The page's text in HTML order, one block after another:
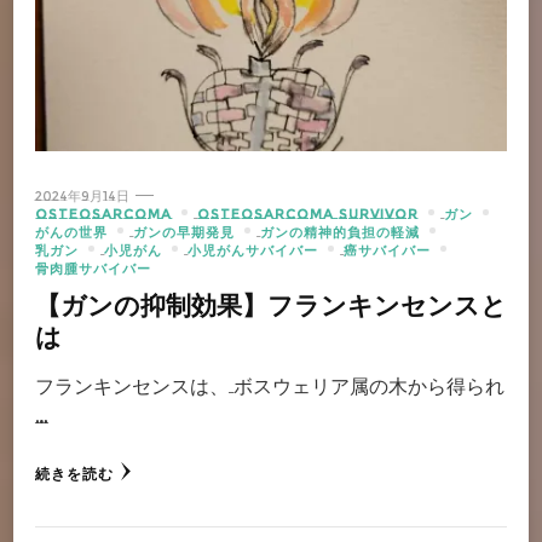
2024年9月14日
OSTEOSARCOMA
OSTEOSARCOMA SURVIVOR
ガン
がんの世界
ガンの早期発見
ガンの精神的負担の軽減
乳ガン
小児がん 小児がんサバイバー
癌サバイバー
骨肉腫サバイバー
【ガンの抑制効果】フランキンセンスと
は
フランキンセンスは、 ボスウェリア属の木から得られ
…
続きを読む